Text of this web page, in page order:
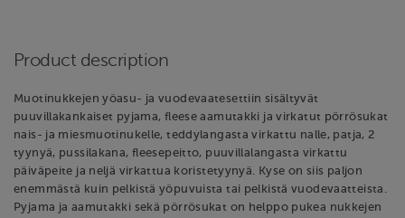
Product description
Muotinukkejen yöasu- ja vuodevaatesettiin sisältyvät
puuvillakankaiset pyjama, fleese aamutakki ja virkatut pörrösukat
nais- ja miesmuotinukelle, teddylangasta virkattu nalle, patja, 2
tyynyä, pussilakana, fleesepeitto, puuvillalangasta virkattu
päiväpeite ja neljä virkattua koristetyynyä. Kyse on siis paljon
enemmästä kuin pelkistä yöpuvuista tai pelkistä vuodevaatteista.
Pyjama ja aamutakki sekä pörrösukat on helppo pukea nukkejen